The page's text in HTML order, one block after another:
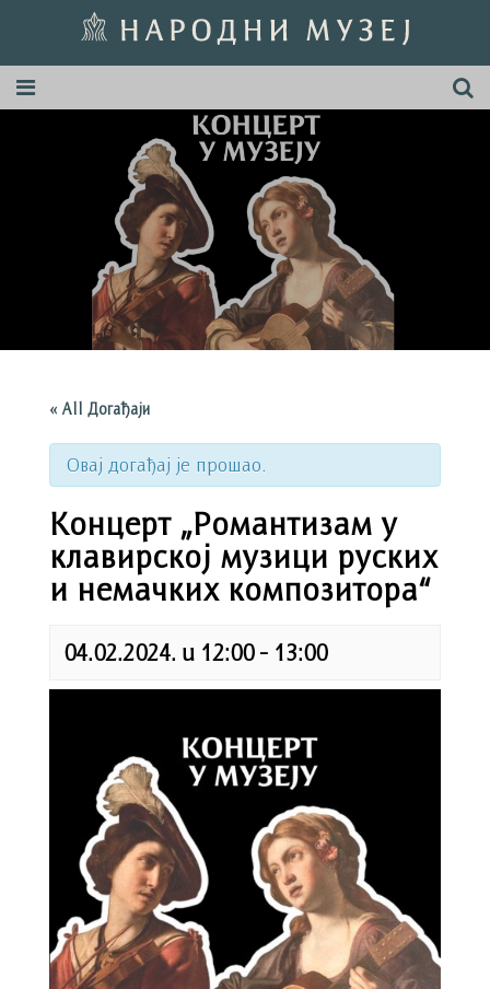
« All Догађаји
Овај догађај је прошао.
Концерт „Романтизам у
клавирској музици руских
и немачких композитора“
04.02.2024. u 12:00- 13:00